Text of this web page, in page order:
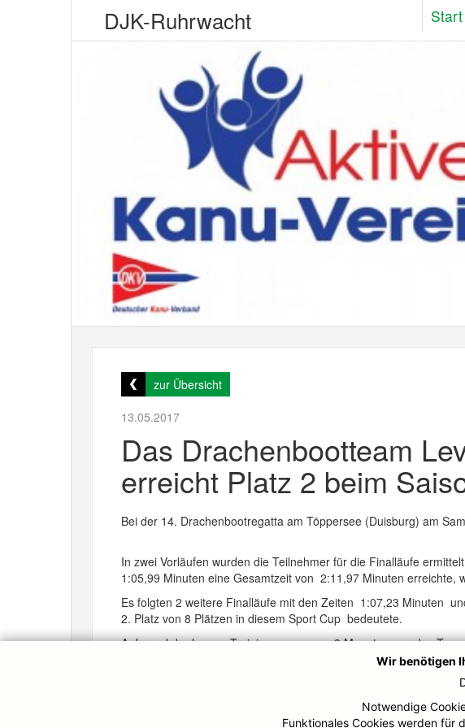
DJK-Ruhrwacht Start
zur Übersicht
13.05.2017
Das Drachenbootteam
erreicht Platz 2 beim
Bei der 14. Drachenbootregatta am Töppersee (Duisburg) am
In zwei Vorläufen wurden die Teilnehmer für die Finalläufe
1:05,99 Minuten eine Gesamtzeit von 2:11,97 Minuten erreichte,
Es folgten 2 weitere Finalläufe mit den Zeiten 1:07,23 Minuten
2. Platz von 8 Plätzen in diesem Sport Cup bedeutete.
Aufgrund der langen Trainingspause von 3 Monaten war das
Wir benötigen
Notwendige
Funktionales Cookies werden für